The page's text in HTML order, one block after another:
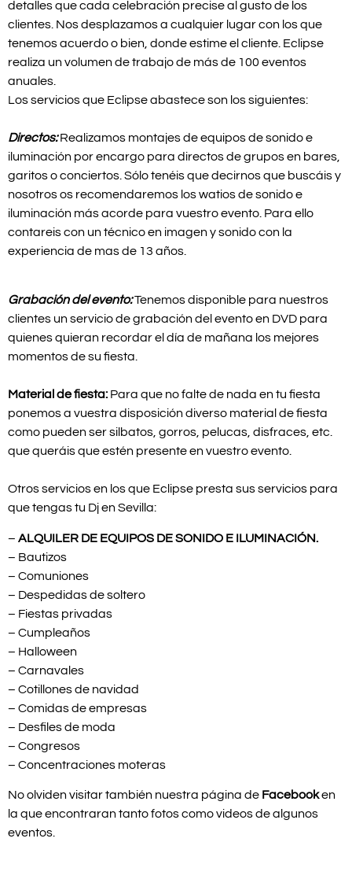
detalles que cada celebración precise al gusto de los
clientes. Nos desplazamos a cualquier lugar con los que
tenemos acuerdo o bien, donde estime el cliente. Eclipse
realiza un volumen de trabajo de más de 100 eventos
anuales.
Los servicios que Eclipse abastece son los siguientes:
Directos:Realizamos montajes de equipos de sonido e
iluminación por encargo para directos de grupos en bares,
garitos o conciertos. Sólo tenéis que decirnos que buscáis y
nosotros os recomendaremos los watios de sonido e
iluminación más acorde para vuestro evento. Para ello
contareis con un técnico en imagen y sonido con la
experiencia de mas de 13 años.
Grabación del evento:Tenemos disponible para nuestros
clientes un servicio de grabación del evento en DVD para
quienes quieran recordar el día de mañana los mejores
momentos de su fiesta.
Material de fiesta: Para que no falte de nada en tu fiesta
ponemos a vuestra disposición diverso material de fiesta
como pueden ser silbatos, gorros, pelucas, disfraces, etc.
que queráis que estén presente en vuestro evento.
Otros servicios en los que Eclipse presta sus servicios para
que tengas tu Dj en Sevilla:
– ALQUILER DE EQUIPOS DE SONIDO E ILUMINACIÓN.
– Bautizos
– Comuniones
– Despedidas de soltero
– Fiestas privadas
– Cumpleaños
– Halloween
– Carnavales
– Cotillones de navidad
– Comidas de empresas
– Desfiles de moda
– Congresos
– Concentraciones moteras
No olviden visitar también nuestra página de Facebooken
la que encontraran tanto fotos como videos de algunos
eventos.